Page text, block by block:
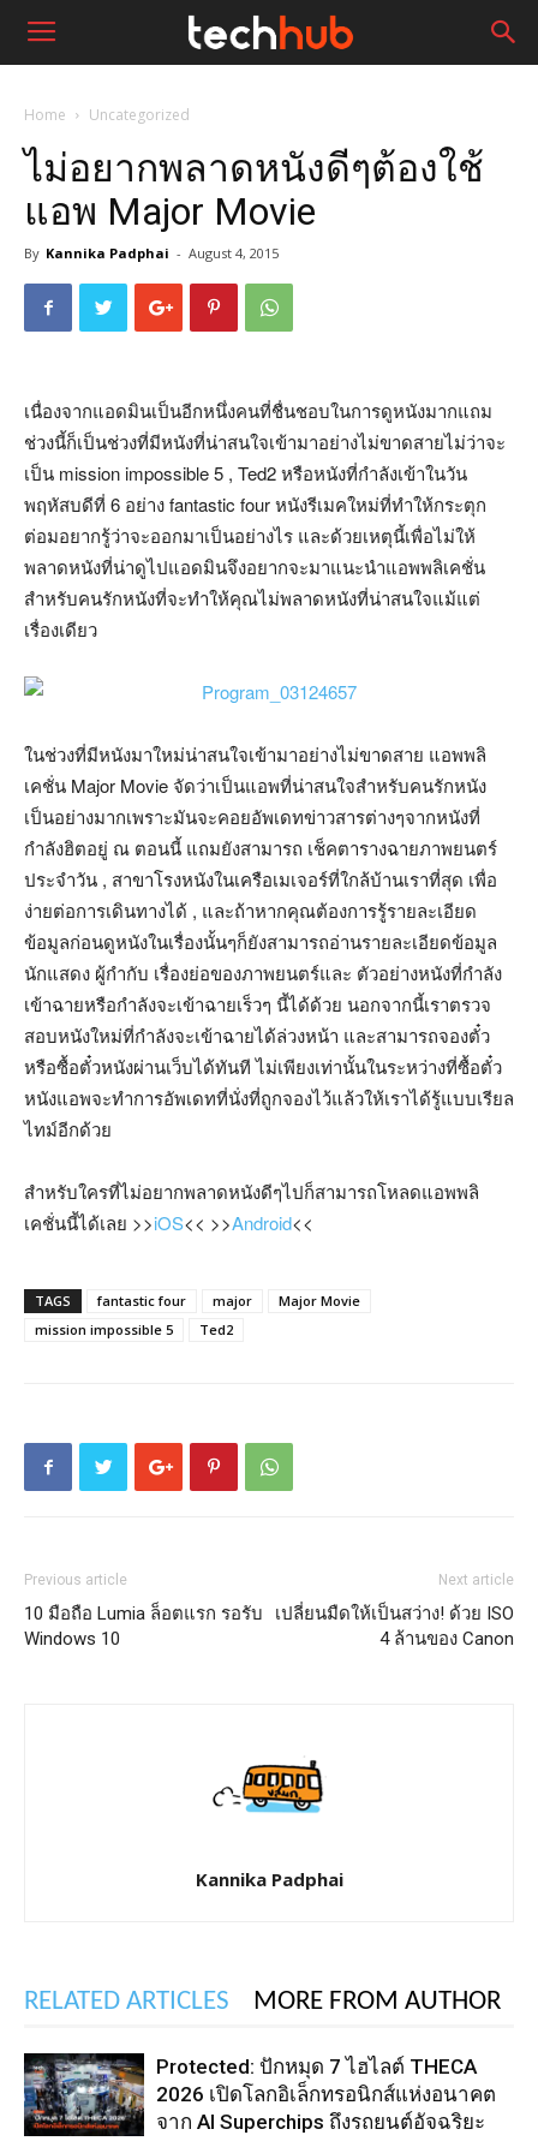
Home Uncategorized
ไม่อยากพลาดหนังดีๆต้องใช้
แอพ Major Movie
By Kannika Padphai - August 4, 2015
เนื่องจากแอดมินเป็นอีกหนึ่งคนที่ชื่นชอบในการดูหนังมากแถม
ช่วงนี้ก็เป็นช่วงที่มีหนังที่น่าสนใจเข้ามาอย่างไม่ขาดสายไม่ว่าจะ
เป็น mission impossible 5 , Ted2 หรือหนังที่กำลังเข้าในวัน
พฤหัสบดีที่ 6 อย่าง fantastic four หนังรีเมคใหม่ที่ทำให้กระตุก
ต่อมอยากรู้ว่าจะออกมาเป็นอย่างไร และด้วยเหตุนี้เพื่อไม่ให้
พลาดหนังที่น่าดูไปแอดมินจึงอยากจะมาแนะนำแอพพลิเคชั่น
สำหรับคนรักหนังที่จะทำให้คุณไม่พลาดหนังที่น่าสนใจแม้แต่
เรื่องเดียว
ในช่วงที่มีหนังมาใหม่น่าสนใจเข้ามาอย่างไม่ขาดสาย แอพพลิ
เคชั่น Major Movie จัดว่าเป็นแอพที่น่าสนใจสำหรับคนรักหนัง
เป็นอย่างมากเพราะมันจะคอยอัพเดทข่าวสารต่างๆจากหนังที่
กำลังฮิตอยู่ ณ ตอนนี้ แถมยังสามารถ เช็คตารางฉายภาพยนตร์
ประจำวัน , สาขาโรงหนังในเครือเมเจอร์ที่ใกล้บ้านเราที่สุด เพื่อ
ง่ายต่อการเดินทางได้ , และถ้าหากคุณต้องการรู้รายละเอียด
ข้อมูลก่อนดูหนังในเรื่องนั้นๆก็ยังสามารถอ่านรายละเอียดข้อมูล
นักแสดง ผู้กำกับ เรื่องย่อของภาพยนตร์และ ตัวอย่างหนังที่กำลัง
เข้าฉายหรือกำลังจะเข้าฉายเร็วๆ นี้ได้ด้วย นอกจากนี้เราตรวจ
สอบหนังใหม่ที่กำลังจะเข้าฉายได้ล่วงหน้า และสามารถจองตั๋ว
หรือซื้อตั๋วหนังผ่านเว็บได้ทันที ไม่เพียงเท่านั้นในระหว่างที่ซื้อตั๋ว
หนังแอพจะทำการอัพเดทที่นั่งที่ถูกจองไว้แล้วให้เราได้รู้แบบเรียล
ไทม์อีกด้วย
สำหรับใครที่ไม่อยากพลาดหนังดีๆไปก็สามารถโหลดแอพพลิ
เคชั่นนี้ได้เลย >>iOS<< >>Android<<
TAGS fantastic four major
Major Movie
mission impossible 5
Ted2
Previous article
10 มือถือ Lumia ล็อตแรก รอรับ
Windows 10
Next article
เปลี่ยนมืดให้เป็นสว่าง! ด้วย ISO
4 ล้านของ Canon
Kannika Padphai
RELATED ARTICLES MORE FROM AUTHOR
Protected: ปักหมุด 7 ไฮไลต์ THECA
2026 เปิดโลกอิเล็กทรอนิกส์แห่งอนาคต
จาก AI Superchips ถึงรถยนต์อัจฉริยะ